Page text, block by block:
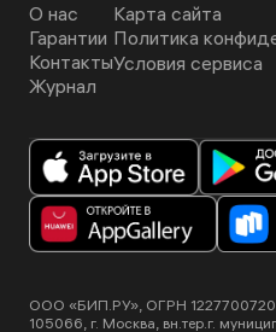
О нас
Гарантии
Контакты
Журнал
Карта сайта
Политика
Условия сервиса
ООО «БИП.РУ», ОГРН
105066, г. Москва, вн.тер.г.